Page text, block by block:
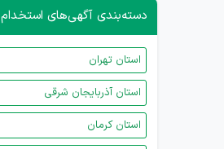
دسته‌بندی آگهی‌های استخدام
استان تهران
استان آذربایجان شرقی
استان کرمان